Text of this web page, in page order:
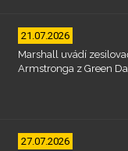
21.07.2026
Marshall uvádí
Armstronga z Green
27.07.2026